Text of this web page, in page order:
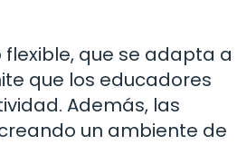
que se adapta a
que los educadores
Además, las
un ambiente de